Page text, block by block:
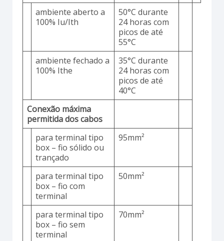
ambiente aberto a
100% Iu/Ith
50°C durante
24 horas com
picos de até
55°C
ambiente fechado a
100% Ithe
35°C durante
24 horas com
picos de até
40°C
Conexão máxima
permitida dos cabos
para terminal tipo
box – fio sólido ou
trançado
95mm²
para terminal tipo
box – fio com
terminal
50mm²
para terminal tipo
box – fio sem
terminal
70mm²